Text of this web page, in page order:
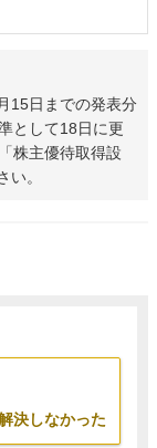
15日までの発表分
として18日に更
株主優待取得設
。
決しなかった